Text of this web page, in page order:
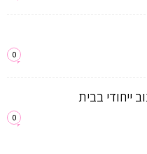
0
ייחודי בבית
0